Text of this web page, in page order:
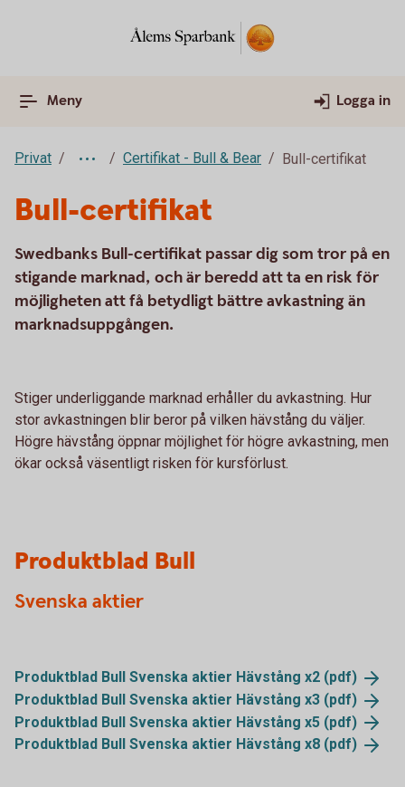
Meny Logga in
Privat Certifikat - Bull & Bear Bull-certifikat
Bull-certifikat
Swedbanks Bull-certifikat passar dig som tror på en
stigande marknad, och är beredd att ta en risk för
möjligheten att få betydligt bättre avkastning än
marknadsuppgången.
Stiger underliggande marknad erhåller du avkastning. Hur
stor avkastningen blir beror på vilken hävstång du väljer.
Högre hävstång öppnar möjlighet för högre avkastning, men
ökar också väsentligt risken för kursförlust.
Produktblad Bull
Svenska aktier
Produktblad Bull Svenska aktier Hävstång x2 (pdf)
Produktblad Bull Svenska aktier Hävstång x3 (pdf)
Produktblad Bull Svenska aktier Hävstång x5 (pdf)
Produktblad Bull Svenska aktier Hävstång x8 (pdf)